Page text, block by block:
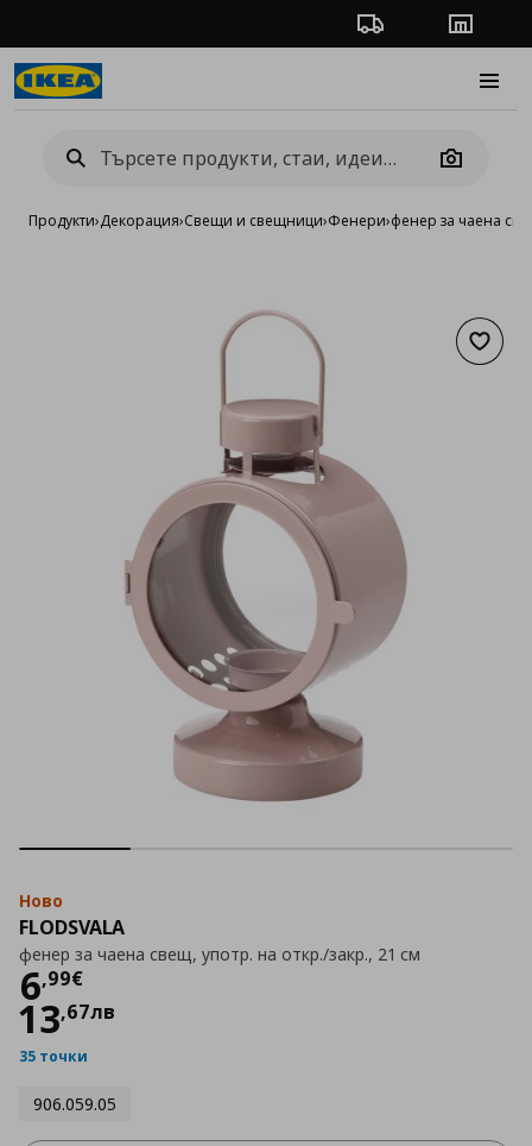
Проследяване на
Camera
Продукти›Декорация›Свещи и свещници›Фенери›фенер за чаена
Ново
FLODSVALA
фенер за чаена свещ, употр. на откр./закр., 21 см
6,99€
Цена
13,67лв
35 точки
906.059.05